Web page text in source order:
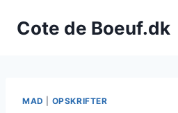
Cote de Boeuf.dk
MAD OPSKRIFTER